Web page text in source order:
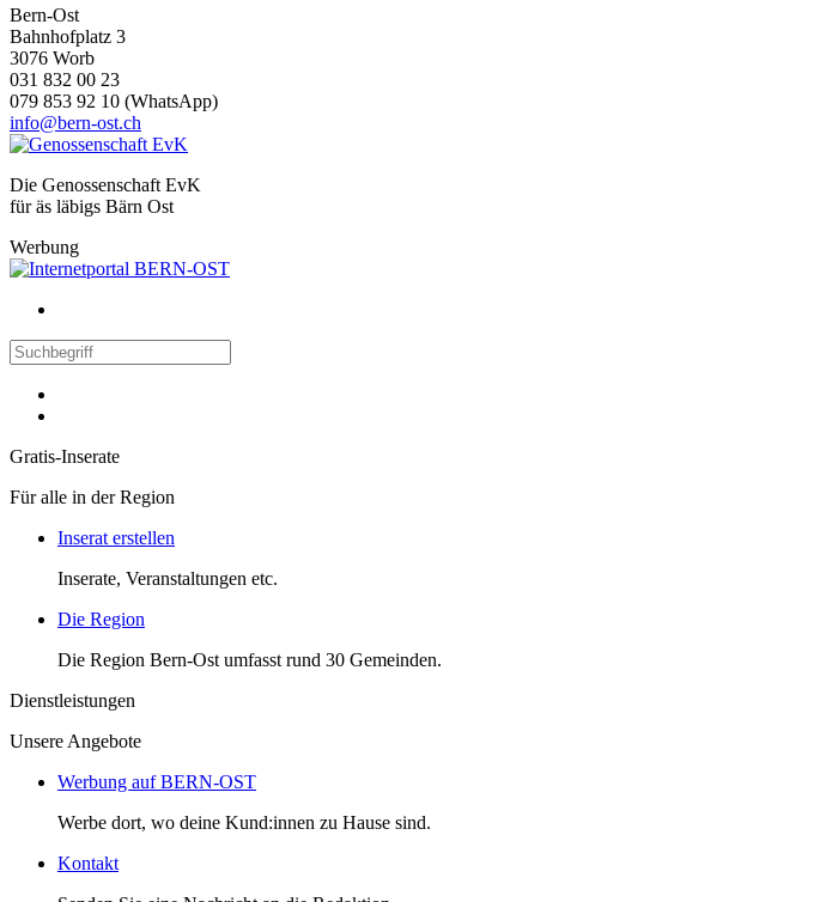
Bern-Ost
Bahnhofplatz 3
3076 Worb
031 832 00 23
079 853 92 10 (WhatsApp)
info@bern-ost.ch
Die Genossenschaft EvK
für äs läbigs Bärn Ost
Werbung
Gratis-Inserate
Für alle in der Region
Inserat erstellen
Inserate, Veranstaltungen etc.
Die Region
Die Region Bern-Ost umfasst rund 30 Gemeinden.
Dienstleistungen
Unsere Angebote
Werbung auf BERN-OST
Werbe dort, wo deine Kund:innen zu Hause sind.
Kontakt